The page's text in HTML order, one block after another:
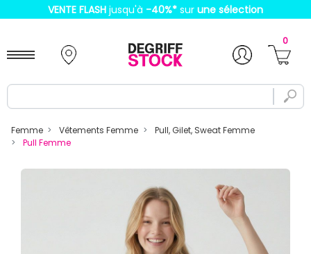
VENTE FLASH jusqu'à -40%* sur une sélection
0
Femme Vêtements Femme
Pull, Gilet, Sweat Femme
Pull Femme